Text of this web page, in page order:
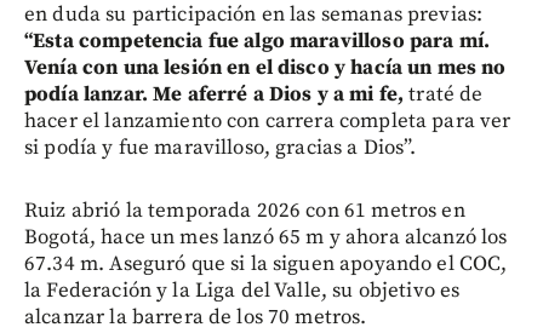
en duda su participación en las semanas previas:
“Esta competencia fue algo maravilloso para mí.
Venía con una lesión en el disco y hacía un mes no
podía lanzar. Me aferré a Dios y a mi fe, traté de
hacer el lanzamiento con carrera completa para ver
si podía y fue maravilloso, gracias a Dios”.
Ruiz abrió la temporada 2026 con 61 metros en
Bogotá, hace un mes lanzó 65 m y ahora alcanzó los
67.34 m. Aseguró que si la siguen apoyando el COC,
la Federación y la Liga del Valle, su objetivo es
alcanzar la barrera de los 70 metros.